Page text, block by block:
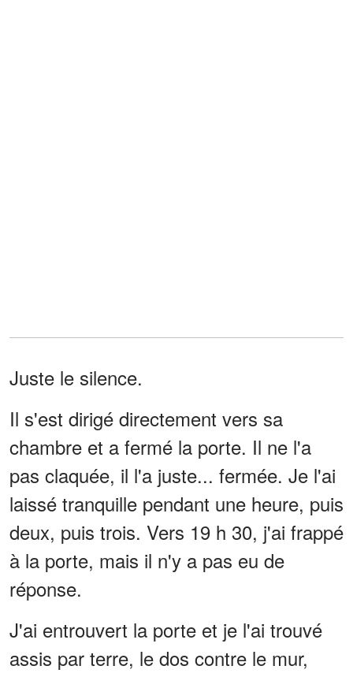
Juste le silence.
Il s'est dirigé directement vers sa
chambre et a fermé la porte. Il ne l'a
pas claquée, il l'a juste... fermée. Je l'ai
laissé tranquille pendant une heure, puis
deux, puis trois. Vers 19 h 30, j'ai frappé
à la porte, mais il n'y a pas eu de
réponse.
J'ai entrouvert la porte et je l'ai trouvé
assis par terre, le dos contre le mur,